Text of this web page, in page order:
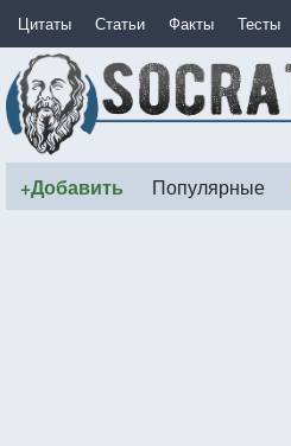
Цитаты Статьи Факты Тесты
+Добавить Популярные